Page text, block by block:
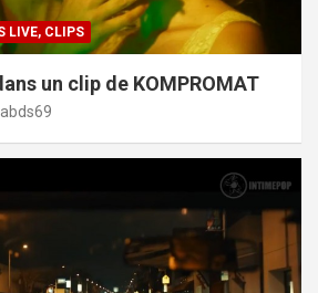
LIVE, CLIPS
un clip de KOMPROMAT
abds69